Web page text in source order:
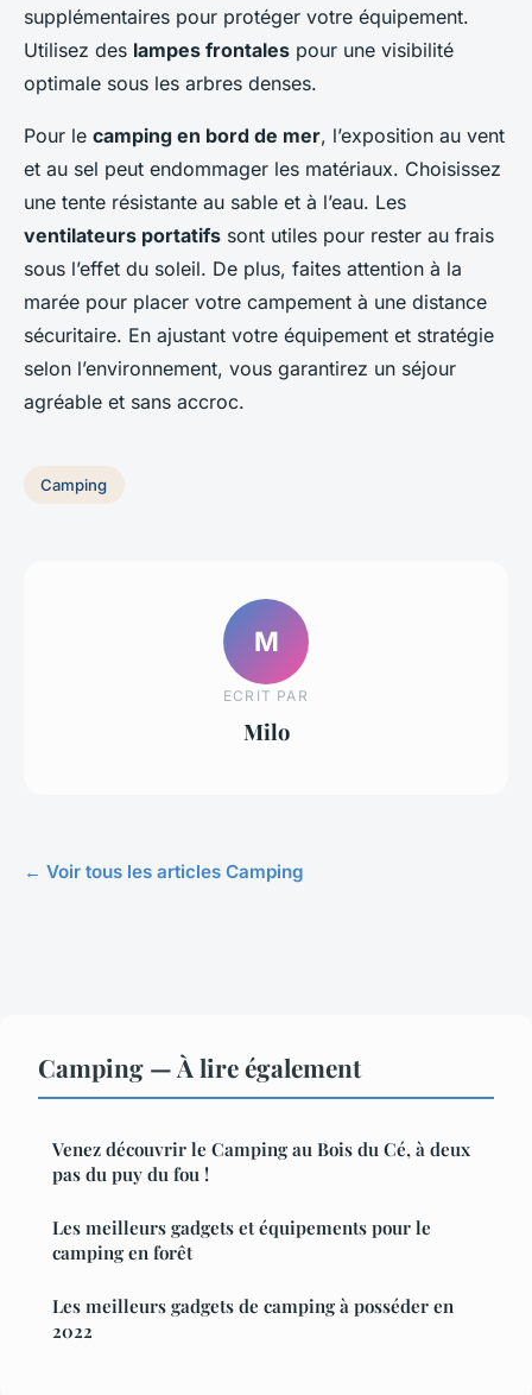
supplémentaires pour protéger votre équipement.
Utilisez des lampes frontales pour une visibilité
optimale sous les arbres denses.
Pour le camping en bord de mer, l’exposition au vent
et au sel peut endommager les matériaux. Choisissez
une tente résistante au sable et à l’eau. Les
ventilateurs portatifs sont utiles pour rester au frais
sous l’effet du soleil. De plus, faites attention à la
marée pour placer votre campement à une distance
sécuritaire. En ajustant votre équipement et stratégie
selon l’environnement, vous garantirez un séjour
agréable et sans accroc.
Camping
M
ECRIT PAR
Milo
← Voir tous les articles Camping
Camping — À lire également
Venez découvrir le Camping au Bois du Cé, à deux
pas du puy du fou !
Les meilleurs gadgets et équipements pour le
camping en forêt
Les meilleurs gadgets de camping à posséder en
2022